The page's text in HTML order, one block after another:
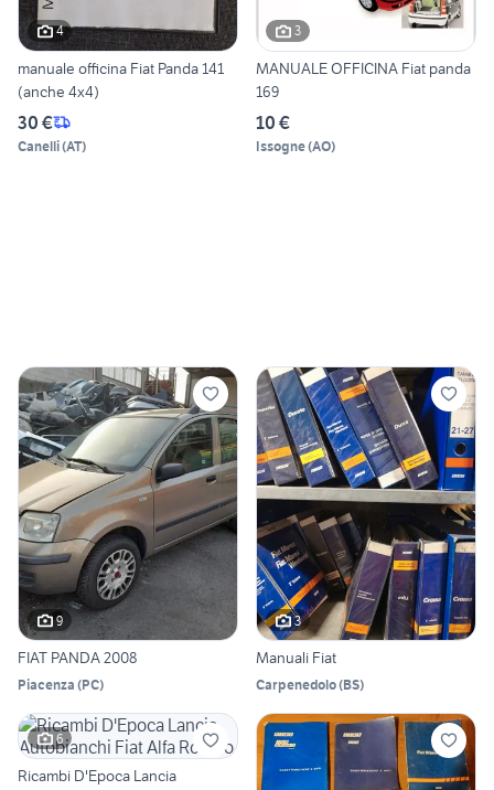
4
manuale officina Fiat Panda 141
(anche 4x4)
30 €
Canelli(AT)
3
MANUALE OFFICINA Fiat panda
169
10 €
Issogne(AO)
9
FIAT PANDA 2008
Piacenza (PC)
3
Manuali Fiat
Carpenedolo(BS)
6
Ricambi D'Epoca Lancia